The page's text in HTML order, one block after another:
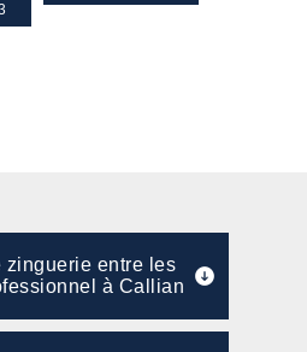
zinguerie entre les
à Callian